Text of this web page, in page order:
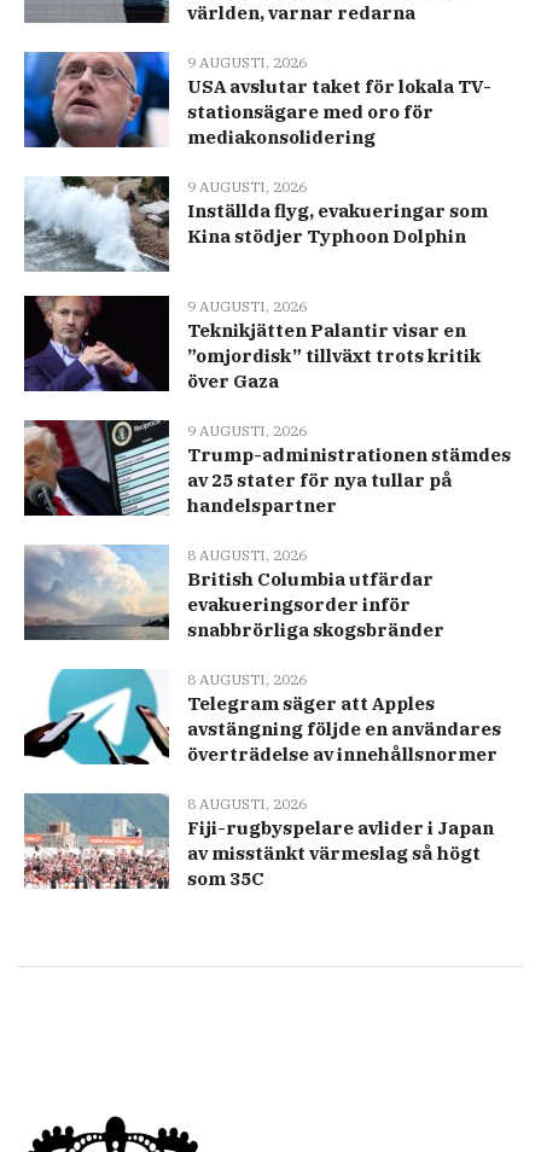
världen, varnar redarna
9 AUGUSTI, 2026
USA avslutar taket för lokala TV-
stationsägare med oro för
mediakonsolidering
9 AUGUSTI, 2026
Inställda flyg, evakueringar som
Kina stödjer Typhoon Dolphin
9 AUGUSTI, 2026
Teknikjätten Palantir visar en
”omjordisk” tillväxt trots kritik
över Gaza
9 AUGUSTI, 2026
Trump-administrationen stämdes
av 25 stater för nya tullar på
handelspartner
8 AUGUSTI, 2026
British Columbia utfärdar
evakueringsorder inför
snabbrörliga skogsbränder
8 AUGUSTI, 2026
Telegram säger att Apples
avstängning följde en användares
överträdelse av innehållsnormer
8 AUGUSTI, 2026
Fiji-rugbyspelare avlider i Japan
av misstänkt värmeslag så högt
som 35C